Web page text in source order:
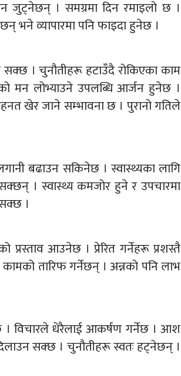
जुट्नेछन् । समग्रमा दिन रमाइलो छ ।
भने व्यापारमा पनि फाइदा हुनेछ ।
। चुनौतीहरू हटाउँदै रोकिएका काम
मन लोभ्याउने उपलब्धि आर्जन हुनेछ ।
खेर जाने सम्भावना छ । पुरानो गतिले
बढाउन सकिनेछ । स्वास्थ्यका लागि
। स्वास्थ्य कमजोर हुने र उपचारमा
।
आउनेछ । प्रेरित गर्नेहरू प्रशस्तै
तारिफ गर्नेछन् । अन्नको पनि लाभ
विचारले धेरैलाई आकर्षण गर्नेछ । आश
सक्छ । चुनौतीहरू स्वतः हट्नेछन् ।